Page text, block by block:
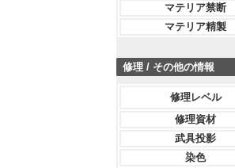
マテリア禁断
マテリア精製
修理 / その他の情報
修理レベル
修理資材
武具投影
染色